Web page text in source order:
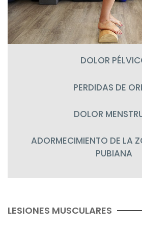
DOLOR
PERDIDAS DE
DOLOR
ADORMECIMIENTO DE LA
PUBIANA
LESIONES MUSCULARES